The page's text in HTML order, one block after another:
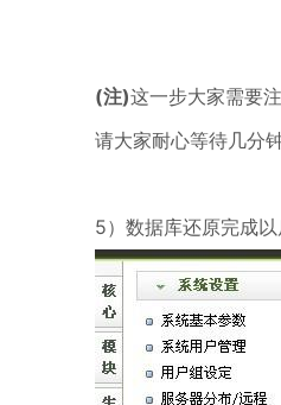
(注)这一步大家需要
请大家耐心等待几分
5）数据库还原完成